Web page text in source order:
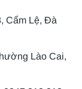
Cẩm Lệ, Đà
Lào Cai,